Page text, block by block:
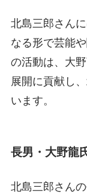
北島三郎さん
なる形で芸能
の活動は、大
展開に貢献し
います。
長男・大野龍
北島三郎さん